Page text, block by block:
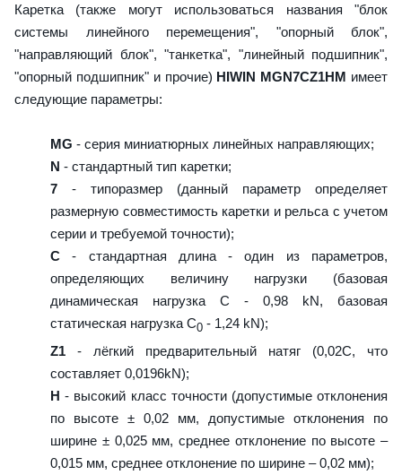
Каретка (также могут использоваться названия "блок
системы линейного перемещения", "опорный блок",
"направляющий блок", "танкетка", "линейный подшипник",
"опорный подшипник" и прочие) HIWIN MGN7CZ1HM имеет
следующие параметры:
MG - серия миниатюрных линейных направляющих;
N - стандартный тип каретки;
7 - типоразмер (данный параметр определяет
размерную совместимость каретки и рельса с учетом
серии и требуемой точности);
C - стандартная длина - один из параметров,
определяющих величину нагрузки (базовая
динамическая нагрузка C - 0,98 kN, базовая
статическая нагрузка С0 - 1,24 kN);
Z1 - лёгкий предварительный натяг (0,02C, что
составляет 0,0196kN);
H - высокий класс точности (допустимые отклонения
по высоте ± 0,02 мм, допустимые отклонения по
ширине ± 0,025 мм, среднее отклонение по высоте –
0,015 мм, среднее отклонение по ширине – 0,02 мм);